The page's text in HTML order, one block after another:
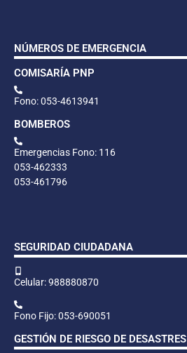
NÚMEROS DE EMERGENCIA
COMISARÍA PNP
Fono: 053-4613941
BOMBEROS
Emergencias Fono: 116
053-462333
053-461796
SEGURIDAD CIUDADANA
Celular: 988880870
Fono Fijo: 053-690051
GESTIÓN DE RIESGO DE DESASTRES